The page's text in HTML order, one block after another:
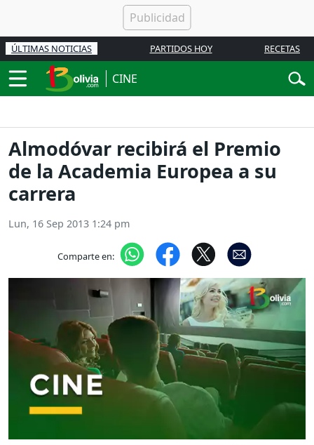
ÚLTIMAS NOTICIAS PARTIDOS HOY RECETAS
CINE
Almodóvar recibirá el Premio
de la Academia Europea a su
carrera
Lun, 16 Sep 2013 1:24 pm
Comparte en: